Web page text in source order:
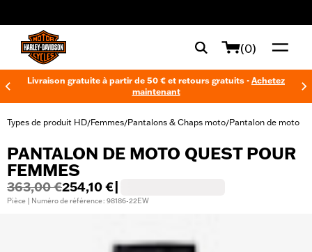
(0)
Livraison gratuite à partir de 50 € et retours gratuits - Achetez
maintenant
Types de produit HD/Femmes/Pantalons & Chaps moto/Pantalon de moto
PANTALON DE MOTO QUEST POUR
FEMMES
363,00 €254,10 €
Pièce | Numéro de référence : 98186-22EW